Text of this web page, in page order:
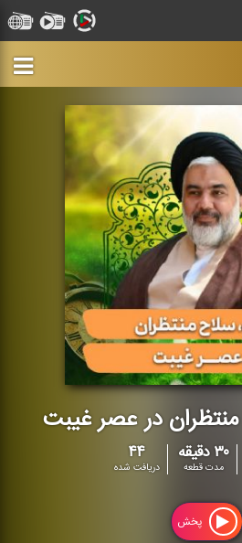
در عصر غیبت
۳۰ دقیقه
مدت قطعه
۴۴
دریافت شده
پخش